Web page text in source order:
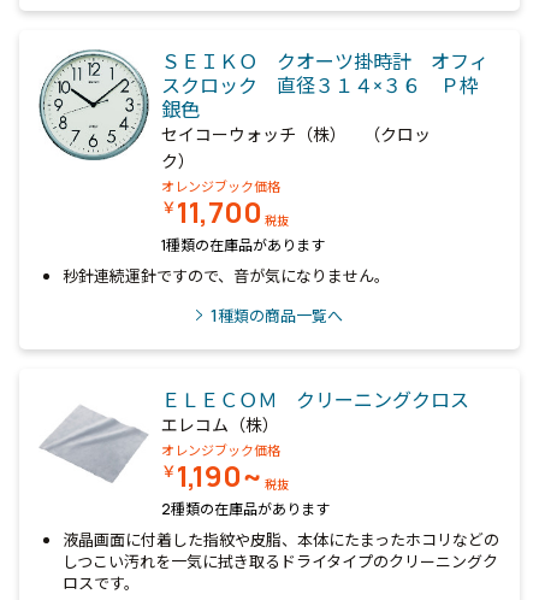
ＳＥＩＫＯ クオーツ掛時計 オフィ
スクロック 直径３１４×３６ Ｐ枠
銀色
セイコーウォッチ（株） （クロッ
ク）
オレンジブック価格
￥11,700 税抜
1種類の在庫品があります
秒針連続運針ですので、音が気になりません。
1種類の商品一覧へ
ＥＬＥＣＯＭ クリーニングクロス
エレコム（株）
オレンジブック価格
￥1,190~ 税抜
2種類の在庫品があります
液晶画面に付着した指紋や皮脂、本体にたまったホコリなどの
しつこい汚れを一気に拭き取るドライタイプのクリーニングク
ロスです。